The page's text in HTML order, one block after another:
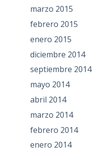
marzo 2015
febrero 2015
enero 2015
diciembre 2014
septiembre 2014
mayo 2014
abril 2014
marzo 2014
febrero 2014
enero 2014